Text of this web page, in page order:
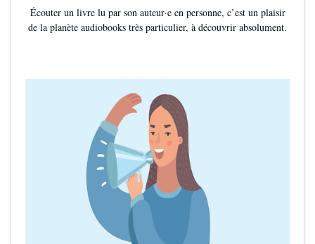
Écouter un livre lu par son auteur·e en personne, c’est un plaisir
de la planète audiobooks très particulier, à découvrir absolument.